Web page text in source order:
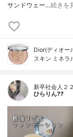
サンドウェー…続きを
Dior(ディオー
スキン ミネラ
新卒社会人２
ひらりん??